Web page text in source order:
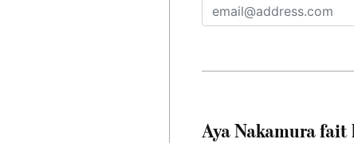
Aya Nakamura fait